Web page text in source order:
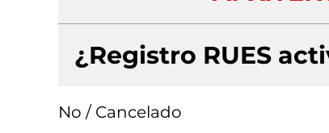
¿Registro RUES
No / Cancelado